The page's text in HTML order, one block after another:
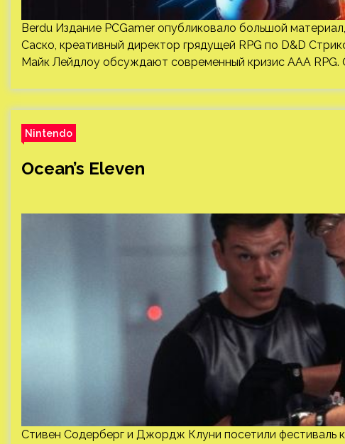
Berdu Издание PCGamer опубликовало большой
Саско, креативный директор грядущей RPG по D&D
Майк Лейдлоу обсуждают современный кризис AAA RPG.
Nintendo
Ocean’s Eleven
Стивен Содерберг и Джордж Клуни посетили фестиваль